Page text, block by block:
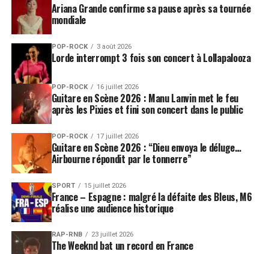
parle de moi personnellement et de la réalité sur les
races dans ce pays. Nous commençons peut-être à
avancer, mais il y a encore plein de gens qui n’ont pas
l’intention de remettre en cause leurs vieilles idées.
Comment définirais tu « Black And White America »
Cet album est une célébration, et cela se sent dès qu’on
l’écoute, c’est un disque qui met de bonne humeur.
C’est important pour toi d’être optimiste et de bonne
humeur ?
et que l’on parvient à trouver la paix intérieure, on est
dans une dynamique intéressante. J’ai choisi de rester
optimiste, même face à certaines forces négatives et
destructrices.
Ariana Grande confirme sa pause après sa tournée
mondiale
POP-ROCK 3 août 2026
Lorde interrompt 3 fois son concert à Lollapalooza
POP-ROCK 16 juillet 2026
Guitare en Scène 2026 : Manu Lanvin met le feu
après les Pixies et fini son concert dans le public
POP-ROCK 17 juillet 2026
Guitare en Scène 2026 : “Dieu envoya le déluge…
Airbourne répondit par le tonnerre”
SPORT 15 juillet 2026
France – Espagne : malgré la défaite des Bleus, M6
réalise une audience historique
RAP-RNB 23 juillet 2026
The Weeknd bat un record en France